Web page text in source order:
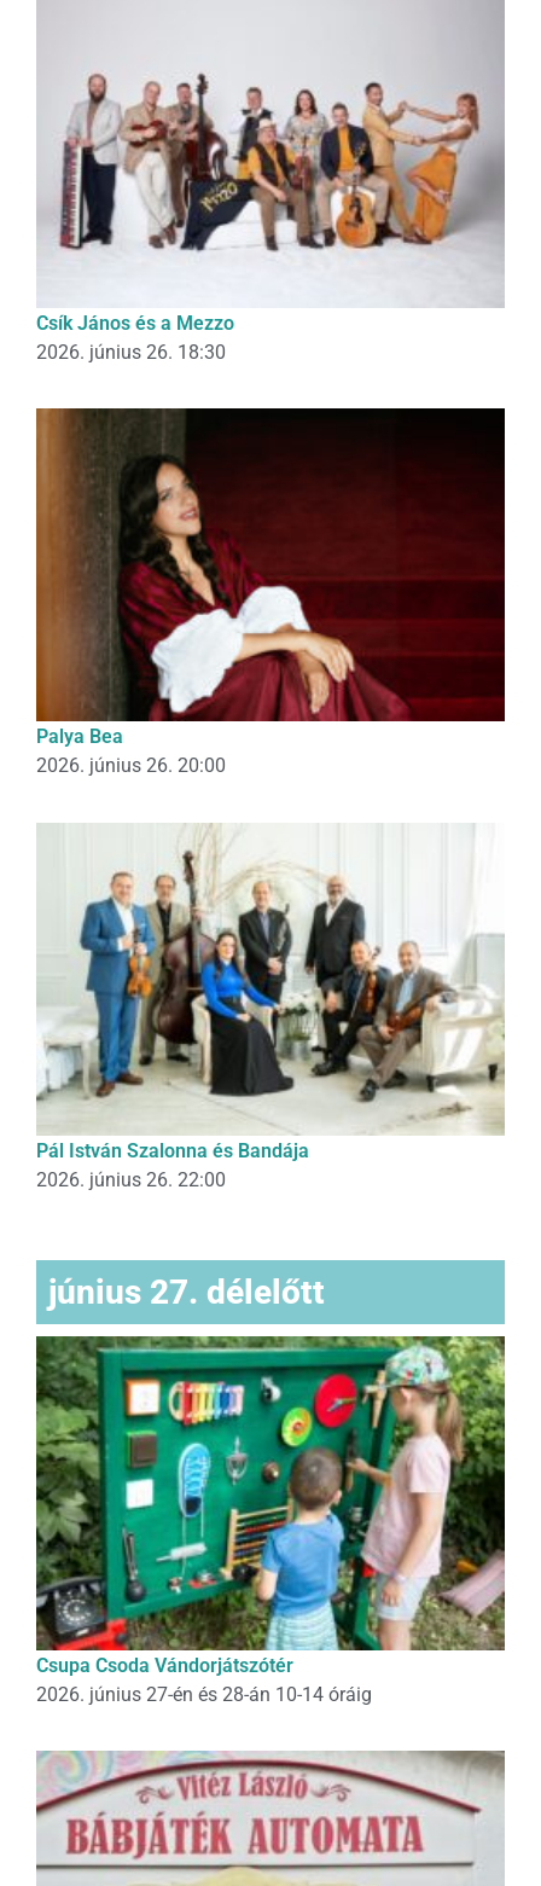
Csík János és a Mezzo
2026. június 26. 18:30
Palya Bea
2026. június 26. 20:00
Pál István Szalonna és Bandája
2026. június 26. 22:00
június 27. délelőtt
Csupa Csoda Vándorjátszótér
2026. június 27-én és 28-án 10-14 óráig